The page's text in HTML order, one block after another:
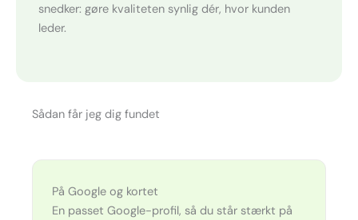
snedker: gøre kvaliteten synlig dér, hvor kunden
leder.
Sådan får jeg dig fundet
På Google og kortet
En passet Google-profil, så du står stærkt på